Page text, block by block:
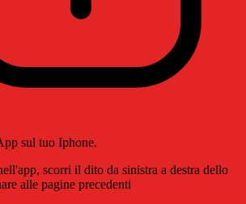
sul tuo Iphone.
scorri il dito da sinistra a destra dello
alle pagine precedenti